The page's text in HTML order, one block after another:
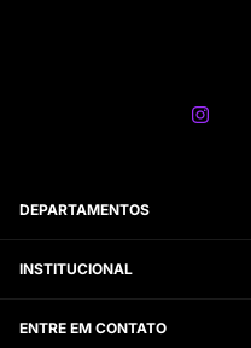
DEPARTAMENTOS
INSTITUCIONAL
ENTRE EM CONTATO